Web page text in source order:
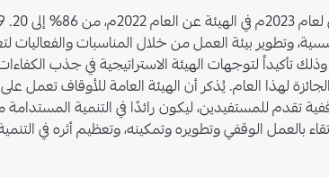
وتطوير بيئة العمل من خلال المناسبات والفعاليات
وذلك تأكيداً لتوجهات الهيئة الاستراتيجية في جذب
لهذا العام. يُذكر أن الهيئة العامة للأوقاف تعمل
تقدم للمستفيدين، ليكون رائدًا في التنمية
بالعمل الوقفي وتطويره وتمكينه، وتعظيم أثره في